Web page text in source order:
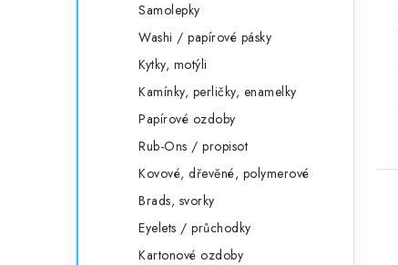
Samolepky
Washi / papírové pásky
Kytky, motýli
Kamínky, perličky, enamelky
Papírové ozdoby
Rub-Ons / propisot
Kovové, dřevěné, polymerové
Brads, svorky
Eyelets / průchodky
Kartonové ozdoby